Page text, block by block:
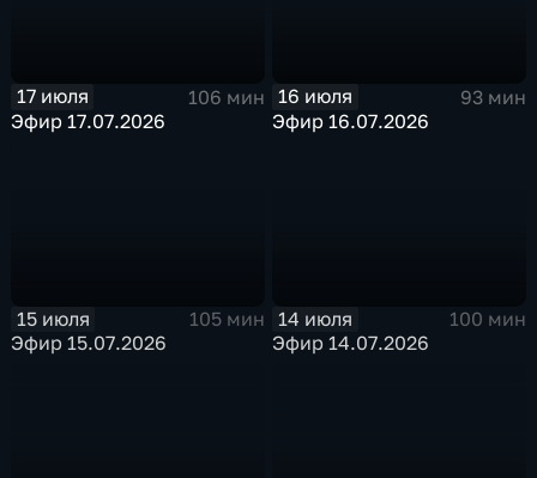
17 июля
106 мин
Эфир 17.07.2026
16 июля
93 мин
Эфир 16.07.2026
15 июля
105 мин
Эфир 15.07.2026
14 июля
100 мин
Эфир 14.07.2026